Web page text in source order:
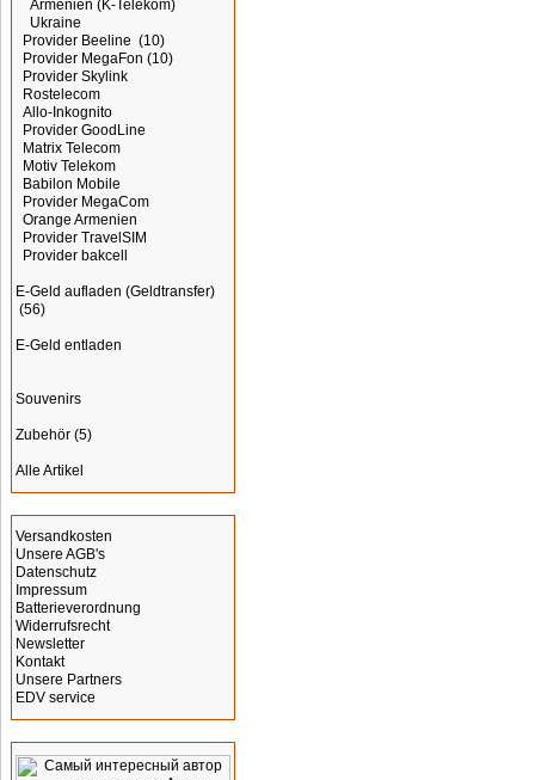
Armenien (K-Telekom)
Ukraine
Provider Beeline (10)
Provider MegaFon (10)
Provider Skylink
Rostelecom
Allo-Inkognito
Provider GoodLine
Matrix Telecom
Motiv Telekom
Babilon Mobile
Provider MegaCom
Orange Armenien
Provider TravelSIM
Provider bakcell
E-Geld aufladen (Geldtransfer)
(56)
E-Geld entladen
Souvenirs
Zubehör (5)
Alle Artikel
Versandkosten
Unsere AGB's
Datenschutz
Impressum
Batterieverordnung
Widerrufsrecht
Newsletter
Kontakt
Unsere Partners
EDV service